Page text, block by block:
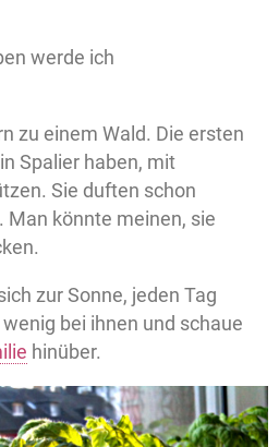
werde ich
zu einem Wald. Die ersten
Spalier haben, mit
Sie duften schon
Man könnte meinen, sie
zur Sonne, jeden Tag
bei ihnen und schaue
hinüber.